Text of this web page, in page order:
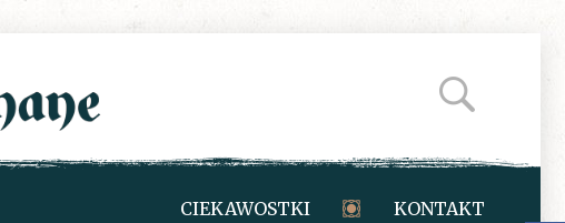
CIEKAWOSTKI KONTAKT